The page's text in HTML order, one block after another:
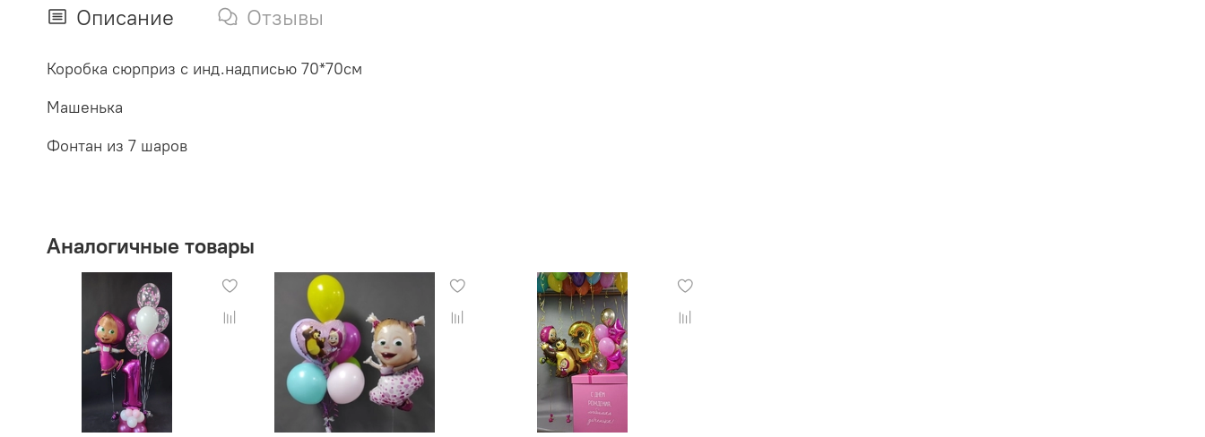
Описание Отзывы
Коробка сюрприз с инд.надписью 70*70см
Машенька
Фонтан из 7 шаров
Аналогичные товары